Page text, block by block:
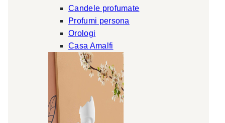
Candele profumate
Profumi persona
Orologi
Casa Amalfi